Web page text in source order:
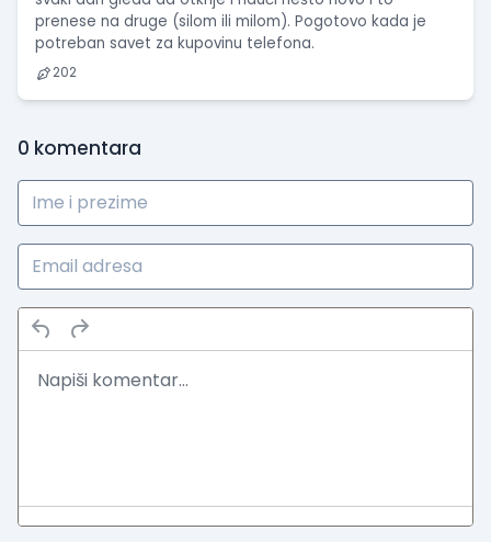
prenese na druge (silom ili milom). Pogotovo kada je
potreban savet za kupovinu telefona.
202
0 komentara